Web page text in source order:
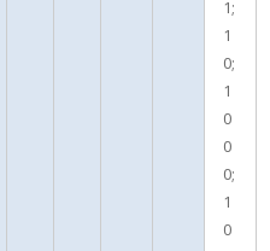
1;
1
0;
1
0
0
0;
1
0